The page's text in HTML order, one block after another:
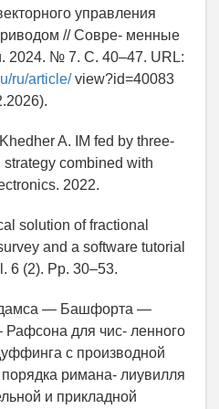
управления
// Совре- менные
2024. № 7. С. 40–47. URL:
ru/article/view?id=40083
A. IM fed by three-
combined with
2022.
solution of fractional
and a software tutorial
6 (2). Pp. 30–53.
— Башфорта —
для чис- ленного
с производной
римана- лиувилля
и прикладной